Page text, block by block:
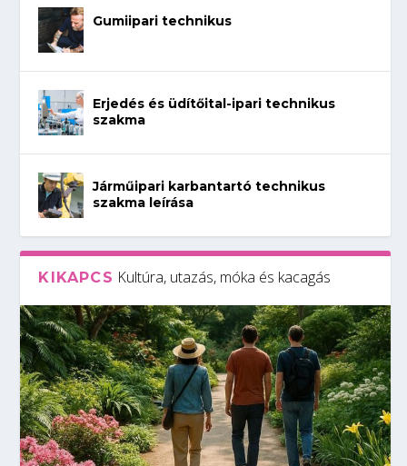
Gumiipari technikus
Erjedés és üdítőital-ipari technikus
szakma
Járműipari karbantartó technikus
szakma leírása
KIKAPCS Kultúra, utazás, móka és kacagás